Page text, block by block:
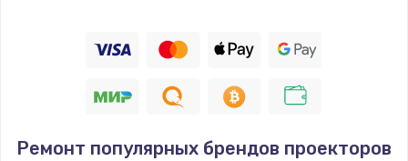
Ремонт популярных брендов проекторов